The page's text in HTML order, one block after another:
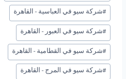
#شركة سيو في العباسية - القاهرة
#شركة سيو في العبور - القاهرة
#شركة سيو في القطامية - القاهرة
#شركة سيو في المرج - القاهرة